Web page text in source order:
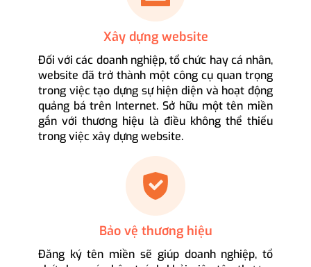
Xây dựng website
Đối với các doanh nghiệp, tổ chức hay cá nhân,
website đã trở thành một công cụ quan trọng
trong việc tạo dựng sự hiện diện và hoạt động
quảng bá trên Internet. Sở hữu một tên miền
gắn với thương hiệu là điều không thể thiếu
trong việc xây dựng website.
Bảo vệ thương hiệu
Đăng ký tên miền sẽ giúp doanh nghiệp, tổ